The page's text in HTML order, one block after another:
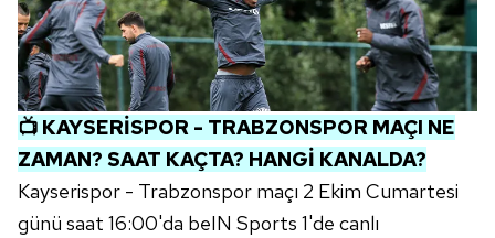
📺 KAYSERİSPOR - TRABZONSPOR MAÇI NE
ZAMAN? SAAT KAÇTA? HANGİ KANALDA?
Kayserispor - Trabzonspor maçı 2 Ekim Cumartesi
günü saat 16:00'da beIN Sports 1'de canlı